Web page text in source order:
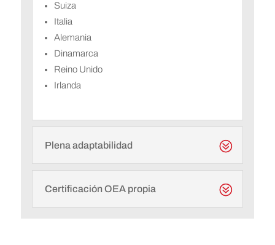
Suiza
Italia
Alemania
Dinamarca
Reino Unido
Irlanda
Plena adaptabilidad
Certificación OEA propia